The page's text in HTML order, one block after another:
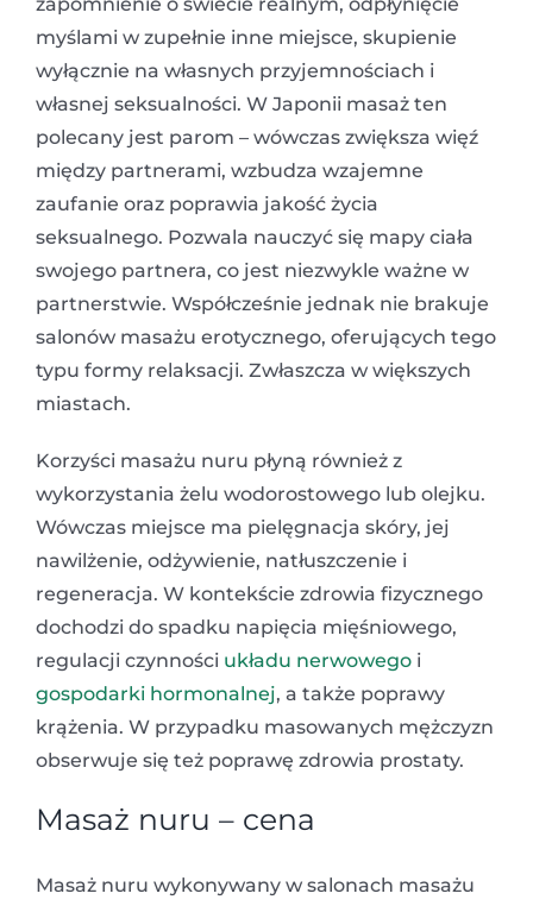
myślami w zupełnie inne miejsce, skupienie
wyłącznie na własnych przyjemnościach i
własnej seksualności. W Japonii masaż ten
polecany jest parom – wówczas zwiększa więź
między partnerami, wzbudza wzajemne
zaufanie oraz poprawia jakość życia
seksualnego. Pozwala nauczyć się mapy ciała
swojego partnera, co jest niezwykle ważne w
partnerstwie. Współcześnie jednak nie brakuje
salonów masażu erotycznego, oferujących tego
typu formy relaksacji. Zwłaszcza w większych
miastach.
Korzyści masażu nuru płyną również z
wykorzystania żelu wodorostowego lub olejku.
Wówczas miejsce ma pielęgnacja skóry, jej
nawilżenie, odżywienie, natłuszczenie i
regeneracja. W kontekście zdrowia fizycznego
dochodzi do spadku napięcia mięśniowego,
regulacji czynności układu nerwowego i
gospodarki hormonalnej, a także poprawy
krążenia. W przypadku masowanych mężczyzn
obserwuje się też poprawę zdrowia prostaty.
Masaż nuru – cena
Masaż nuru wykonywany w salonach masażu